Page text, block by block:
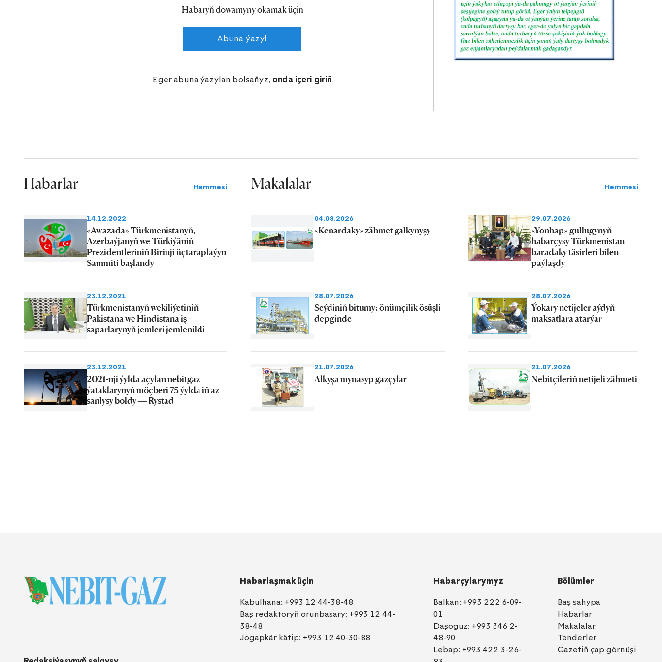
Habaryň dowamyny okamak üçin
Abuna ýazyl
Eger abuna ýazylan bolsaňyz, onda içeri giriň
Habarlar Hemmesi
14.12.2022
«Awazada» Türkmenistanyň,
Azerbaýjanyň we Türkiýäniň
Prezidentleriniň Birinji üçtaraplaýyn
Sammiti başlandy
23.12.2021
Türkmenistanyň wekiliýetiniň
Pakistana we Hindistana iş
saparlarynyň jemleri jemlenildi
23.12.2021
2021-nji ýylda açylan nebitgaz
ýataklarynyň möçberi 75 ýylda iň az
sanlysy boldy — Rystad
Makalalar Hemmesi
04.08.2026
«Kenardaky» zähmet galkynyşy
29.07.2026
«Yonhap» gullugynyň
habarçysy Türkmenistan
baradaky täsirleri bilen
paýlaşdy
28.07.2026
Seýdiniň bitumy: önümçilik ösüşli
depginde
28.07.2026
Ýokary netijeler aýdyň
maksatlara atarýar
21.07.2026
Alkyşa mynasyp gazçylar
21.07.2026
Nebitçileriň netijeli zähmeti
Habarlaşmak üçin
Kabulhana: +993 12 44-38-48
Baş redaktoryň orunbasary: +993 12 44-
38-48
Jogapkär kätip: +993 12 40-30-88
Habarçylarymyz
Balkan: +993 222 6-09-
01
Daşoguz: +993 346 2-
48-90
Lebap: +993 422 3-26-
Bölümler
Baş sahypa
Habarlar
Makalalar
Tenderler
Gazetiň çap görnüşi